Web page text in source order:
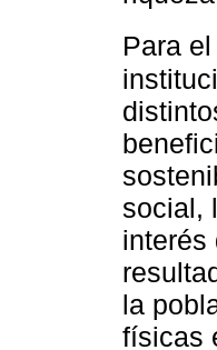
Para el
social,
interés
la
físicas